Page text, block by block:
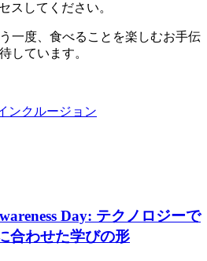
スしてください。
一度、食べることを楽しむお手伝
しています。
ンクルージョン
Day: テクノロジーで
合わせた学びの形